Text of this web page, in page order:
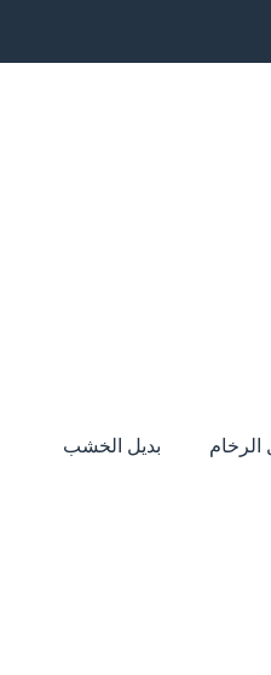
الرخام بديل الخشب